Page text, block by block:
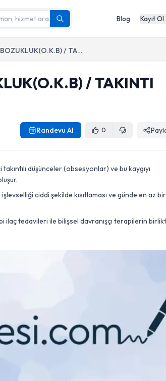
Blog Kayıt Ol
OBSESİF – KOMPULSİF BOZUKLUK(O.K.B) / TAKINTI ZORLANTI BOZUKLUĞU
/ TAKINTI
Randevu Al 0
düşünceler (obsesyonlar) ve bu kaygıyı
ciddi şekilde kısıtlaması ve günde en az bir
ilaç tedavileri ile bilişsel davranışçı terapilerin